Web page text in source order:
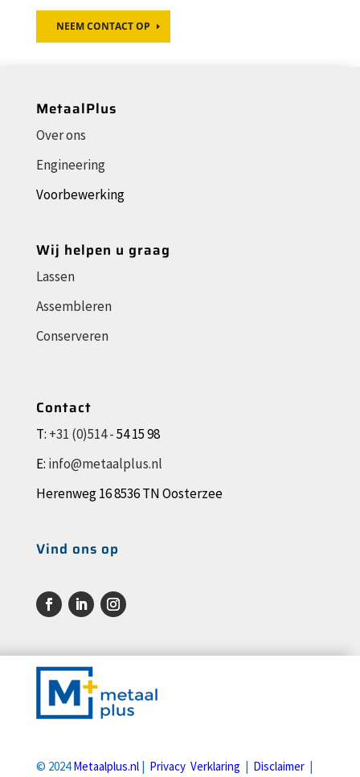
NEEM CONTACT OP
MetaalPlus
Over ons
Engineering
Voorbewerking
Wij helpen u graag
Lassen
Assembleren
Conserveren
Contact
T: +31 (0)514 -54 15 98
E: info@metaalplus.nl
Herenweg 16 8536 TN Oosterzee
Vind ons op
© 2024Metaalplus.nl| Privacy Verklaring | Disclaimer|